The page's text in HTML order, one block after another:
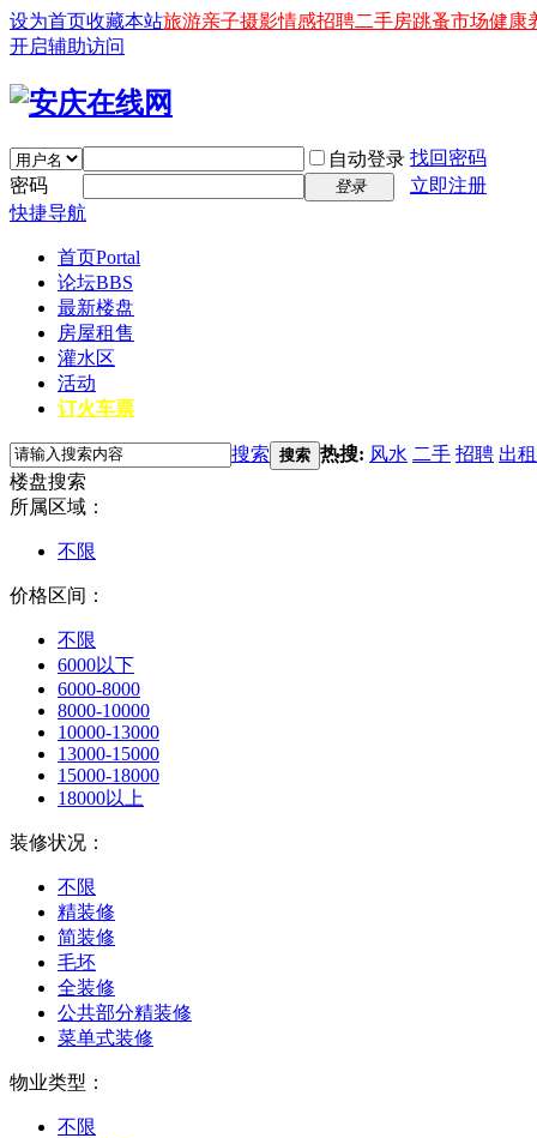
设为首页收藏本站旅游亲子摄影情感招聘二手房跳蚤市场健康
开启辅助访问
自动登录 找回密码
密码
登录
立即注册
快捷导航
首页Portal
论坛BBS
最新楼盘
房屋租售
灌水区
活动
订火车票
搜索 搜索 热搜: 风水 二手 招聘 出租
楼盘搜索
所属区域：
不限
价格区间：
不限
6000以下
6000-8000
8000-10000
10000-13000
13000-15000
15000-18000
18000以上
装修状况：
不限
精装修
简装修
毛坯
全装修
公共部分精装修
菜单式装修
物业类型：
不限